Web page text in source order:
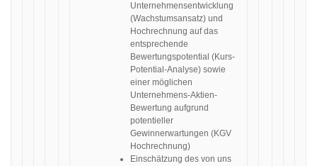
Unternehmensentwicklung
(Wachstumsansatz) und
Hochrechnung auf das
entsprechende
Bewertungspotential (Kurs-
Potential-Analyse) sowie
einer möglichen
Unternehmens-Aktien-
Bewertung aufgrund
potentieller
Gewinnerwartungen (KGV
Hochrechnung)
Einschätzung des von uns